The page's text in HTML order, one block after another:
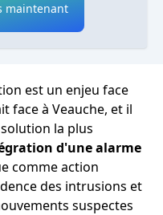
maintenant
est un enjeu face
face à Veauche, et il
la plus
d'une alarme
comme action
des intrusions et
suspectes